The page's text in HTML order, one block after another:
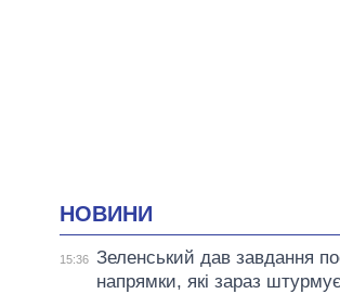
НОВИНИ
15:36 Зеленський дав завдання
напрямки, які зараз